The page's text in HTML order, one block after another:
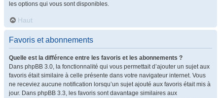
les options qui vous sont disponibles.
Haut
Favoris et abonnements
Quelle est la différence entre les favoris et les abonnements ?
Dans phpBB 3.0, la fonctionnalité qui vous permettait d’ajouter un sujet aux
favoris était similaire à celle présente dans votre navigateur internet. Vous
ne receviez aucune notification lorsqu’un sujet ajouté aux favoris était mis à
jour. Dans phpBB 3.3, les favoris sont davantage similaires aux